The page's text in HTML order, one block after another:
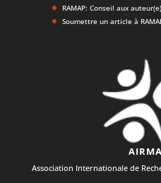
RAMAP: Conseil aux
Soumettre un article à
Association Internationale de